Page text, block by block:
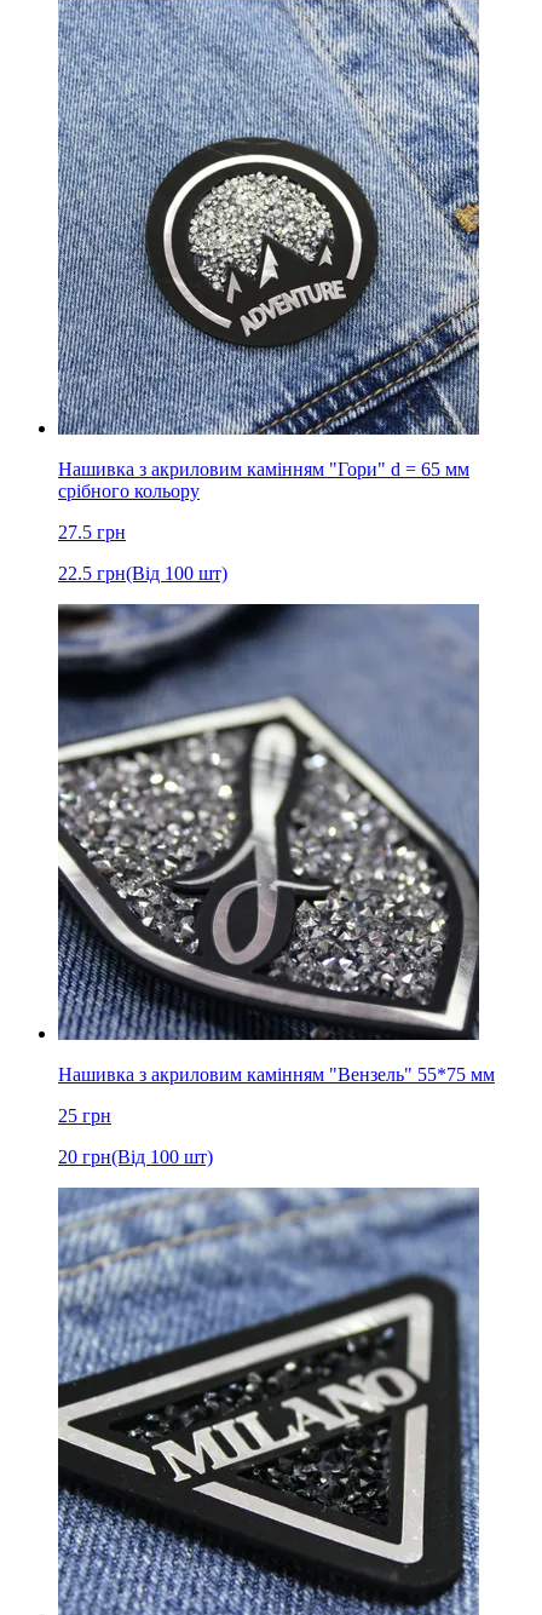
Нашивка з акриловим камінням "Гори" d = 65 мм
срібного кольору
27.5 грн
22.5 грн(Від 100 шт)
Нашивка з акриловим камінням "Вензель" 55*75 мм
25 грн
20 грн(Від 100 шт)